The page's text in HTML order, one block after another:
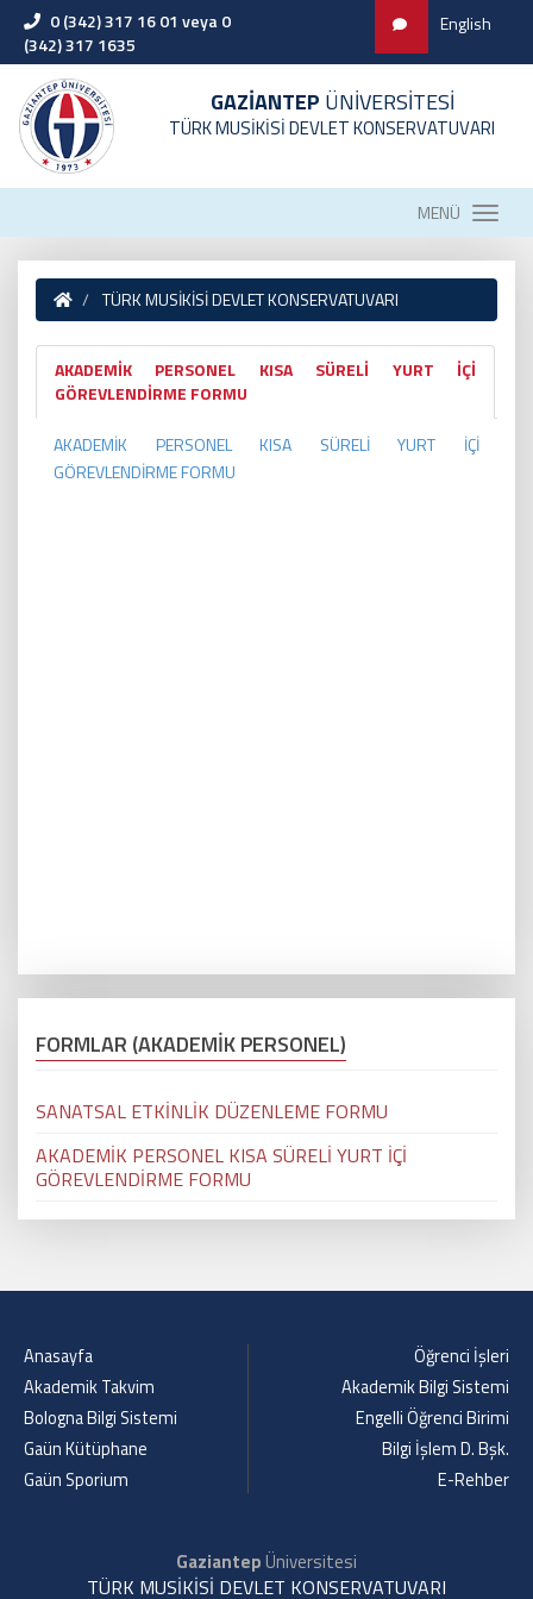
0 (342) 317 16 01 veya 0
(342) 317 1635
English
GAZİANTEP ÜNİVERSİTESİ
TÜRK MUSİKİSİ DEVLET KONSERVATUVARI
MENÜ
TÜRK MUSİKİSİ DEVLET KONSERVATUVARI
AKADEMİK PERSONEL KISA SÜRELİ YURT İÇİ
GÖREVLENDİRME FORMU
AKADEMİK PERSONEL KISA SÜRELİ YURT İÇİ
GÖREVLENDİRME FORMU
FORMLAR (AKADEMİK PERSONEL)
SANATSAL ETKİNLİK DÜZENLEME FORMU
AKADEMİK PERSONEL KISA SÜRELİ YURT İÇİ
GÖREVLENDİRME FORMU
Anasayfa
Akademik Takvim
Bologna Bilgi Sistemi
Gaün Kütüphane
Gaün Sporium
Öğrenci İşleri
Akademik Bilgi Sistemi
Engelli Öğrenci Birimi
Bilgi İşlem D. Bşk.
E-Rehber
GaziantepÜniversitesi
TÜRK MUSİKİSİ DEVLET KONSERVATUVARI